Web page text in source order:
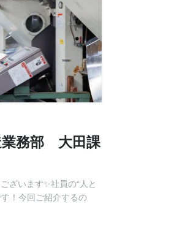
務部 大田課
ざいます✨社員の“人と
！今回ご紹介するの